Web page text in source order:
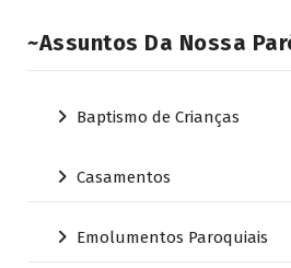
~Assuntos Da Nossa
Baptismo de Crianças
Casamentos
Emolumentos Paroquiais